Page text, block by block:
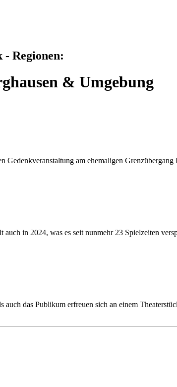
- Regionen:
& Umgebung
am ehemaligen
in 2024, was es seit nunmehr 23 Spielzeiten
das Publikum erfreuen sich an einem